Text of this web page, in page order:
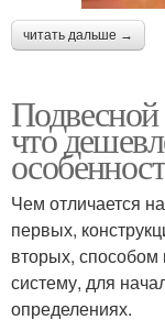
читать дальше →
что
Чем отличается
первых,
вторых,
систему, для
определениях.